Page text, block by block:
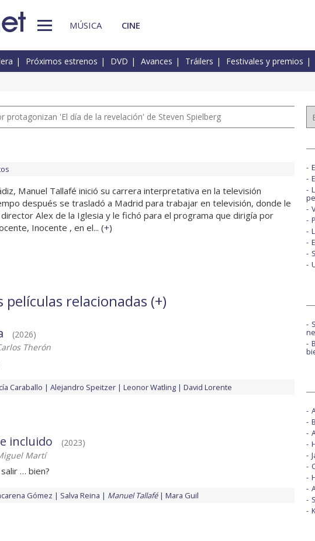
MÚSICA CINE
Próximos estrenos DVD Avances Tráilers Festivales y premios
protagonizan 'El día de la revelación' de Steven Spielberg
Manuel Tallafé inició su carrera interpretativa en la televisión
después se trasladó a Madrid para trabajar en televisión, donde le
Alex de la Iglesia y le fichó para el programa que dirigía por
Inocente , en el... (+)
relacionadas (+)
(2026)
Therón
Caraballo Alejandro Speitzer Leonor Watling David Lorente
incluido
(2023)
Martí
… bien?
Gómez Salva Reina Manuel Tallafé Mara Guil